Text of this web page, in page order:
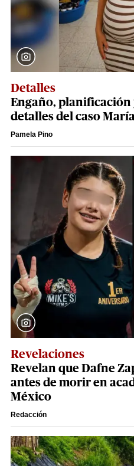
Detalles
Engaño, planificación
detalles del caso
Pamela Pino
Revelaciones
Revelan que Dafne
antes de morir en
México
Redacción